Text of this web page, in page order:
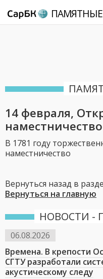
14 февраля,
наместничество
В 1781 году
наместничество
Вернуться назад в
Вернуться на главную
НОВОСТИ -
06.08.2026
Времена. В крепости
СГТУ разработали
акустическому следу